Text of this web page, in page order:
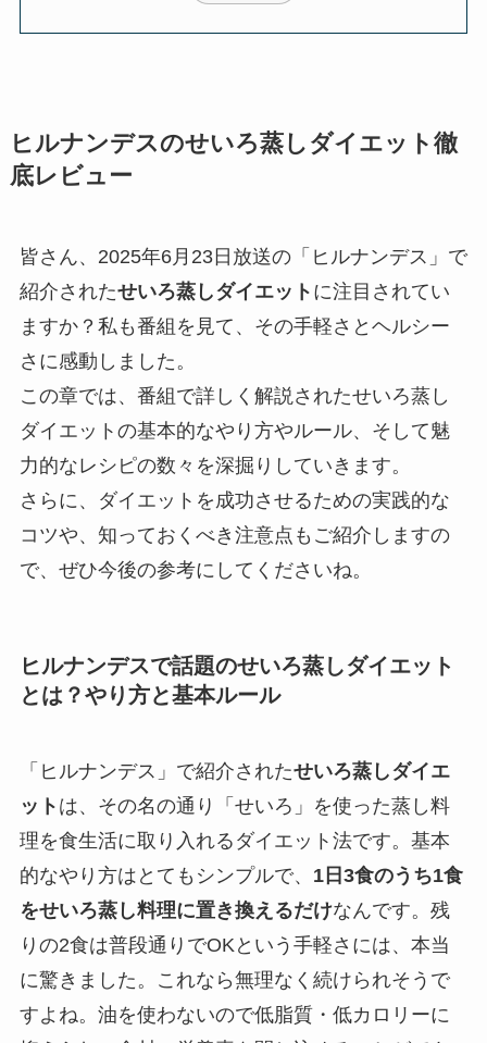
ヒルナンデスのせいろ蒸しダイエット徹
底レビュー
皆さん、2025年6月23日放送の「ヒルナンデス」で
紹介されたせいろ蒸しダイエット に注目されてい
ますか？私も番組を見て、その手軽さとヘルシー
さに感動しました。
この章では、番組で詳しく解説されたせいろ蒸し
ダイエットの基本的なやり方やルール、そして魅
力的なレシピの数々を深掘りしていきます。
さらに、ダイエットを成功させるための実践的な
コツや、知っておくべき注意点もご紹介しますの
で、ぜひ今後の参考にしてくださいね。
ヒルナンデスで話題のせいろ蒸しダイエット
とは？やり方と基本ルール
「ヒルナンデス」で紹介されたせいろ蒸しダイエ
ット は、その名の通り「せいろ」を使った蒸し料
理を食生活に取り入れるダイエット法です。基本
的なやり方はとてもシンプルで、 1日3食のうち1食
をせいろ蒸し料理に置き換えるだけなんです。残
りの2食は普段通りでOKという手軽さには、本当
に驚きました。これなら無理なく続けられそうで
すよね。油を使わないので低脂質・低カロリーに